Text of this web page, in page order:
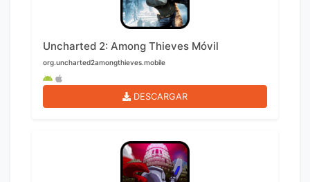
Uncharted 2: Among Thieves Móvil
org.uncharted2amongthieves.mobile
DESCARGAR